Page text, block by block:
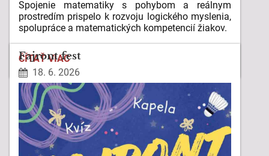
Spojenie matematiky s pohybom a reálnym
prostredím prispelo k rozvoju logického myslenia,
spolupráce a matematických kompetencií žiakov.
MATEMATICKÁ
PRECHÁDZKA:
ČÍTAŤ VIAC
Fajront fest
18. 6. 2026